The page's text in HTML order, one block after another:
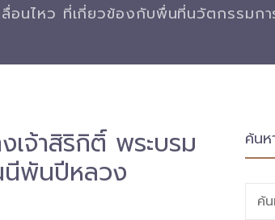
ลื่อนไหว ที่เกี่ยวข้องกับพื่นที่นวัตกรรมก
เจ้าสิริกิติ์ พระบรม
นีพันปีหลวง
ค้นห
ค้